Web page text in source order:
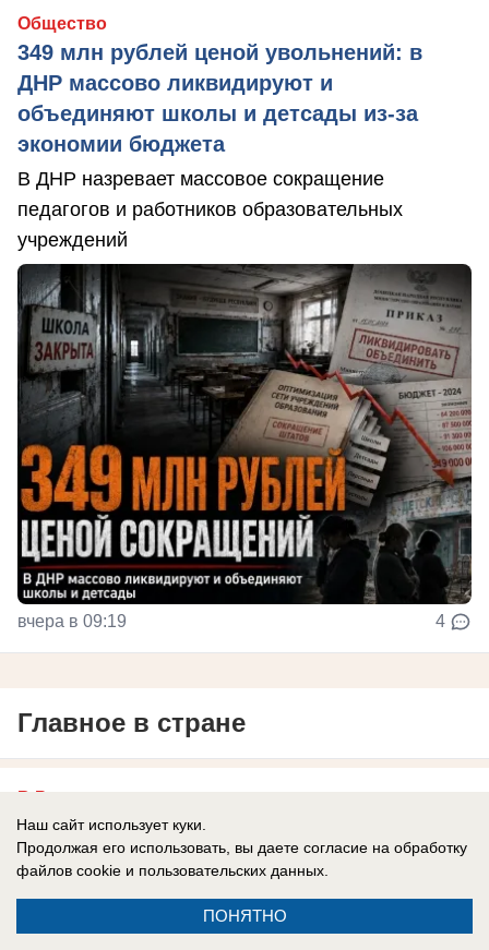
Общество
349 млн рублей ценой увольнений: в
ДНР массово ликвидируют и
объединяют школы и детсады из-за
экономии бюджета
В ДНР назревает массовое сокращение
педагогов и работников образовательных
учреждений
вчера в 09:19 4
Главное в стране
В России
"Это, считай, всё!": Экс-сотрудник
Службы безопасности Украины назвал
Наш сайт использует куки.
Продолжая его использовать, вы даете согласие на обработку
файлов cookie и пользовательских данных.
ПОНЯТНО